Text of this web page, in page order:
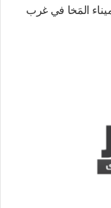
المَخا في غرب